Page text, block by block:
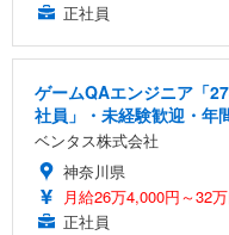
正社員
ゲームQAエンジニア「
社員」・未経験歓迎・年
ベンタス株式会社
神奈川県
月給26万4,000円～32
正社員